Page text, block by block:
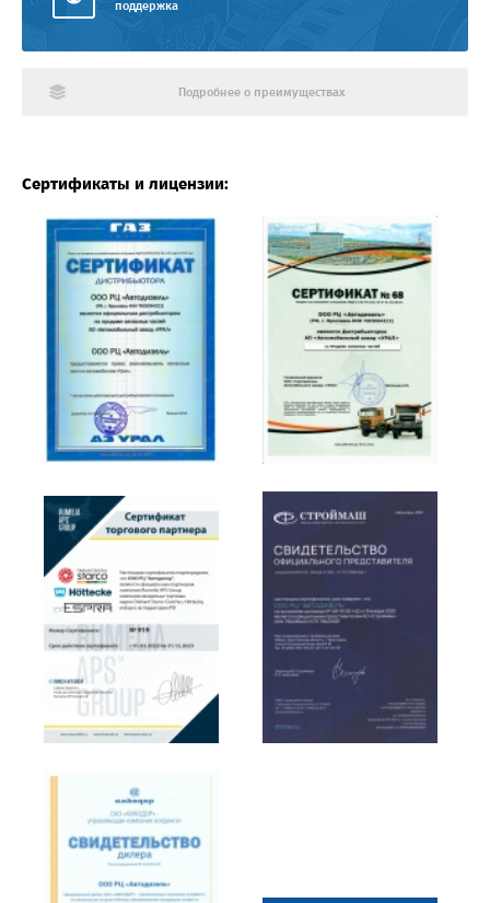
поддержка
Подробнее о преимуществах
Сертификаты и лицензии: